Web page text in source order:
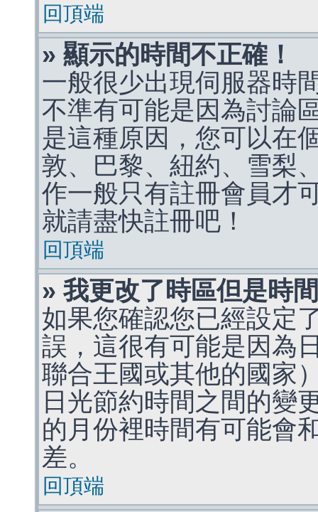
回頂端
» 顯示的時間不正確！
一般很少出現伺服器時
不準有可能是因為討論
是這種原因，您可以在
敦、巴黎、紐約、雪梨
作一般只有註冊會員才
就請盡快註冊吧！
回頂端
» 我更改了時區但是時
如果您確認您已經設定
誤，這很有可能是因為
聯合王國或其他的國家
日光節約時間之間的變
的月份裡時間有可能會
差。
回頂端